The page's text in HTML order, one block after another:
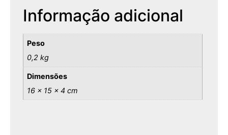
Informação adicional
Peso
0,2 kg
Dimensões
16 × 15 × 4 cm